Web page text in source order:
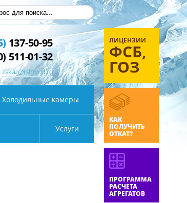
137-50-95
511-01-32
zakaz@rsholod.ru
Холодильные камеры
Услуги
ЛИЦЕНЗИИ
ФСБ,
ГОЗ
КАК
ПОЛУЧИТЬ
ОТКАТ?
ПРОГРАММА
РАСЧЕТА
АГРЕГАТОВ